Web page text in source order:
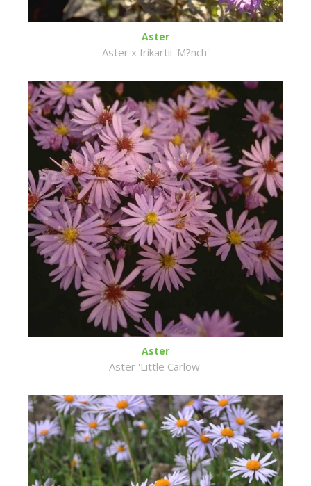
Aster
Aster x frikartii 'M?nch'
Aster
Aster 'Little Carlow'